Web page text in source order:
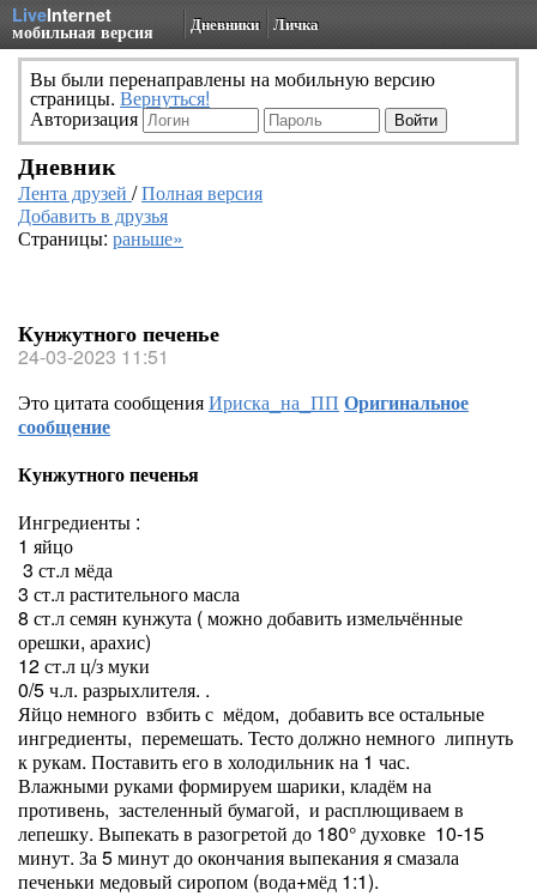
LiveInternet
мобильная версия Дневники Личка
Вы были перенаправлены на мобильную версию
страницы. Вернуться!
Авторизация
Дневник
Лента друзей /Полная версия
Добавить в друзья
Страницы: раньше»
Кунжутного печенье
24-03-2023 11:51
Это цитата сообщенияИриска_на_ПП Оригинальное
сообщение
Кунжутного печенья
Ингредиенты :
1 яйцо
3 ст.л мёда
3 ст.л растительного масла
8 ст.л семян кунжута ( можно добавить измельчённые
орешки, арахис)
12 ст.л ц/з муки
0/5 ч.л. разрыхлителя. .
Яйцо немного взбить с мёдом, добавить все остальные
ингредиенты, перемешать. Тесто должно немного липнуть
к рукам. Поставить его в холодильник на 1 час.
Влажными руками формируем шарики, кладём на
противень, застеленный бумагой, и расплющиваем в
лепешку. Выпекать в разогретой до 180° духовке 10-15
минут. За 5 минут до окончания выпекания я смазала
печеньки медовый сиропом (вода+мёд 1:1).